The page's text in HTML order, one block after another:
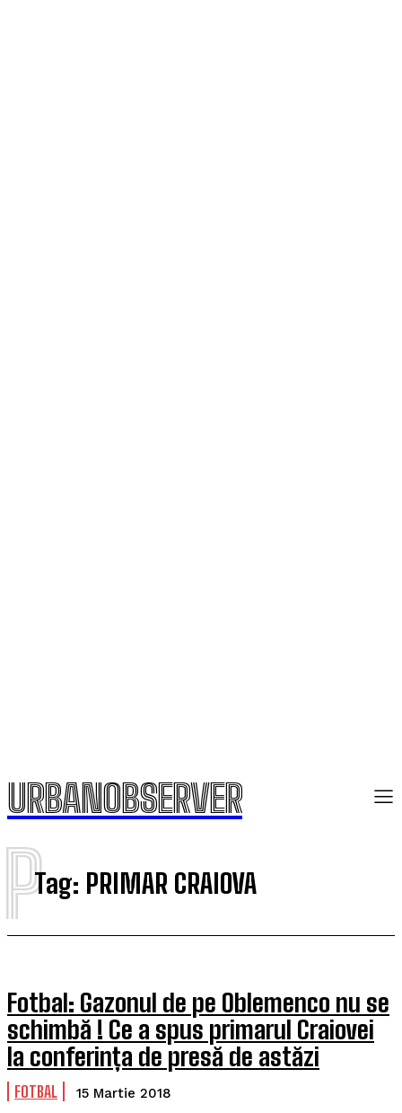
URBANOBSERVER
Tag: PRIMAR CRAIOVA
P
Fotbal: Gazonul de pe Oblemenco nu se
schimbă ! Ce a spus primarul Craiovei
la conferința de presă de astăzi
FOTBAL 15 Martie 2018